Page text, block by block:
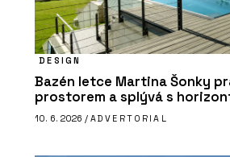
DESIGN
Bazén letce Martina Šonky
prostorem a splývá s
10. 6. 2026 / ADVERTORIAL